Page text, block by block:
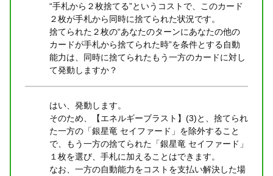
“手札から２枚捨てる”というコストで、このカード
２枚が手札から同時に捨てられた状況です。
捨てられた２枚の“あなたのターンにあなたの他の
カードが手札から捨てられた時”を条件とする自動
能力は、同時に捨てられたもう一方のカードに対し
て発動しますか？
はい、発動します。
そのため、【エネルギーブラスト】(3)と、捨てられ
た一方の「銀星竜 セイファード」を除外すること
で、もう一方の捨てられた「銀星竜 セイファード」
１枚を選び、手札に加えることはできます。
なお、一方の自動能力をコストを支払い解決した場